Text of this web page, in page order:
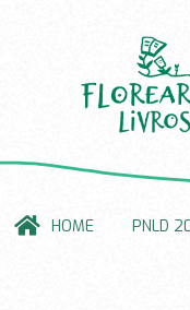
HOME PNLD